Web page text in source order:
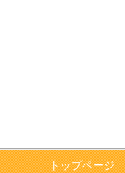
トップページ